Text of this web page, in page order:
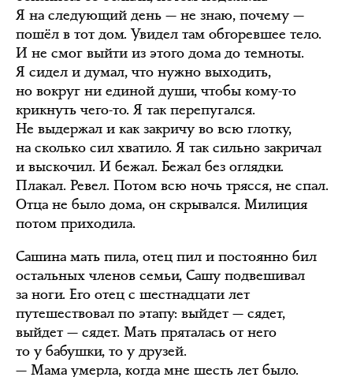
Я на следующий день — не знаю, почему —
пошёл в тот дом. Увидел там обгоревшее тело.
И не смог выйти из этого дома до темноты.
Я сидел и думал, что нужно выходить,
но вокруг ни единой души, чтобы кому-то
крикнуть чего-то. Я так перепугался.
Не выдержал и как закричу во всю глотку,
на сколько сил хватило. Я так сильно закричал
и выскочил. И бежал. Бежал без оглядки.
Плакал. Ревел. Потом всю ночь трясся, не спал.
Отца не было дома, он скрывался. Милиция
потом приходила.
Сашина мать пила, отец пил и постоянно бил
остальных членов семьи, Сашу подвешивал
за ноги. Его отец с шестнадцати лет
путешествовал по этапу: выйдет — сядет,
выйдет — сядет. Мать пряталась от него
то у бабушки, то у друзей.
— Мама умерла, когда мне шесть лет было.